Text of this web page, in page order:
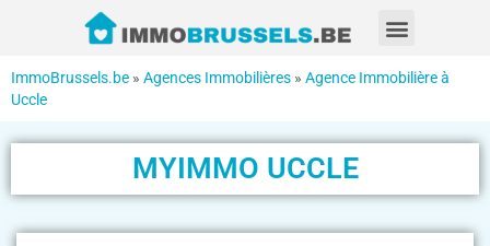
ImmoBrussels.be » Agences Immobilières » Agence Immobilière à
Uccle
MYIMMO UCCLE